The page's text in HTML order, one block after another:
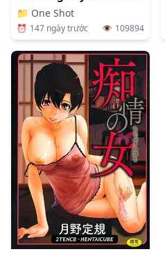
📁 One Shot
⏰ 147 ngày trước 👁️ 109894